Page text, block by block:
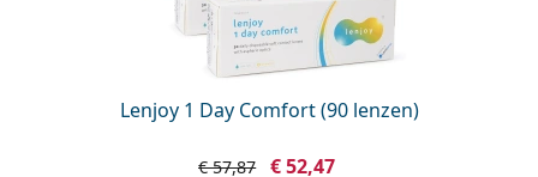
Lenjoy 1 Day Comfort (90 lenzen)
€ 57,87 € 52,47